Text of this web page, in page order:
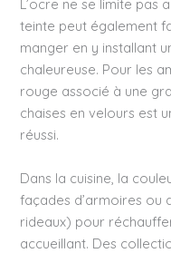
L’ocre ne se limite pas
teinte peut également
manger en y installant
chaleureuse. Pour les
rouge associé à une
chaises en velours est
réussi.
Dans la cuisine, la
façades d’armoires ou
rideaux) pour
accueillant. Des